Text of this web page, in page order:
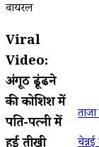
वायरल
Viral
Video:
अंगूठी ढूंढने
की कोशिश में
पति-पत्नी में